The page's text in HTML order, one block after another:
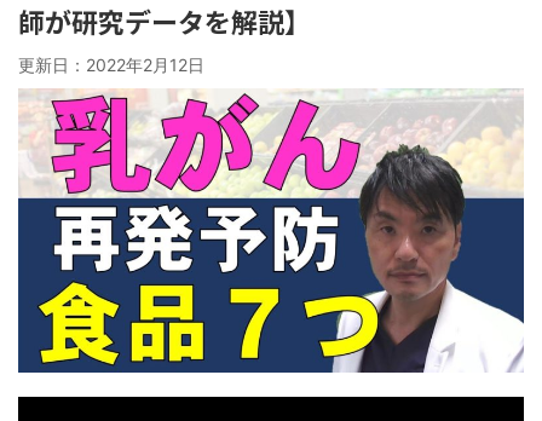
師が研究データを解説】
更新日： 2022年2月12日